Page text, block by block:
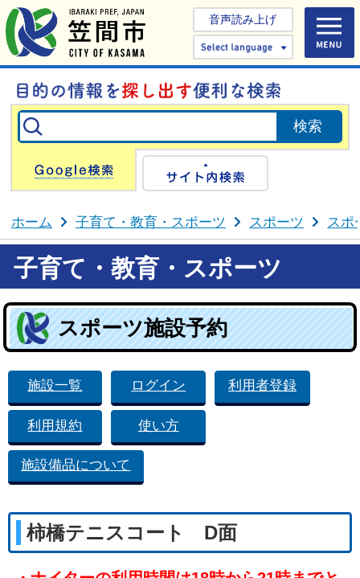
音声読み上げ
Select
Google検索
ホーム 子育て・教育・スポーツ スポーツ スポ
子育て・教育・スポーツ
スポーツ施設予約
施設一覧 ログイン 利用者登録
利用規約 使い方
施設備品について
柿橋テニスコート D面